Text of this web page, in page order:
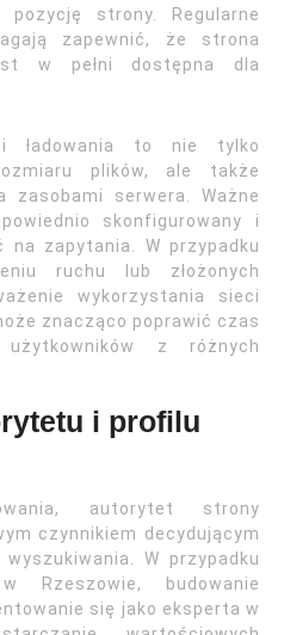
pozycję strony. Regularne
zapewnić, że strona
w pełni dostępna dla
ładowania to nie tylko
plików, ale także
zasobami serwera. Ważne
skonfigurowany i
na zapytania. W przypadku
ruchu lub złożonych
wykorzystania sieci
znacząco poprawić czas
z różnych
i profilu
autorytet strony
czynnikiem decydującym
W przypadku
Rzeszowie, budowanie
się jako eksperta w